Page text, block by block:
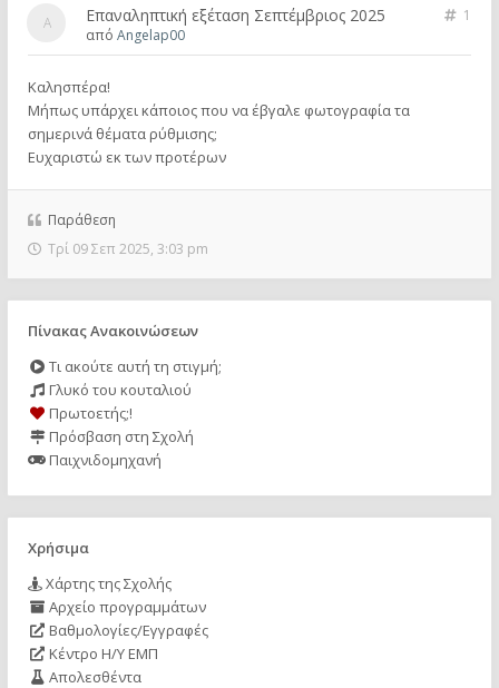
Επαναληπτική εξέταση Σεπτέμβριος 2025
1
από Angelap00
Καλησπέρα!
Μήπως υπάρχει κάποιος που να έβγαλε φωτογραφία τα
σημερινά θέματα ρύθμισης;
Ευχαριστώ εκ των προτέρων
Παράθεση
Τρί 09 Σεπ 2025, 3:03 pm
Πίνακας Ανακοινώσεων
Τι ακούτε αυτή τη στιγμή;
Γλυκό του κουταλιού
Πρωτοετής;!
Πρόσβαση στη Σχολή
Παιχνιδομηχανή
Χρήσιμα
Χάρτης της Σχολής
Αρχείο προγραμμάτων
Βαθμολογίες/Εγγραφές
Κέντρο Η/Υ ΕΜΠ
Απολεσθέντα